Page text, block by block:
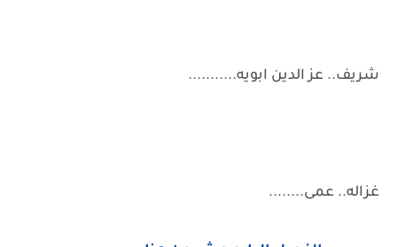
شريف.. عز الدين ابويه...........
غزاله.. عمى........